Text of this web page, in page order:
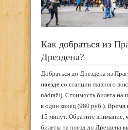
Как добраться из
Дрездена?
Добраться до Дрездена из
поезде со станции главного
nádraží). Стоимость билета на
в один конец (980 руб.). Время
15 минут. Обратите внимание,
билеты на поезд до Дрездена